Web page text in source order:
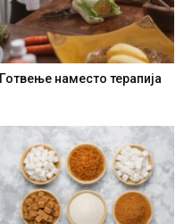
Готвење наместо терапија